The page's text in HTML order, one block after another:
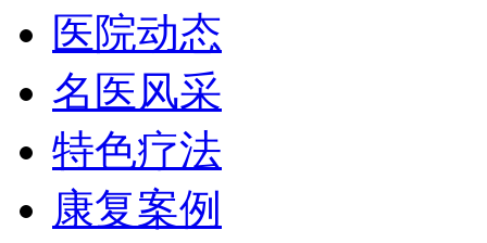
医院动态
名医风采
特色疗法
康复案例